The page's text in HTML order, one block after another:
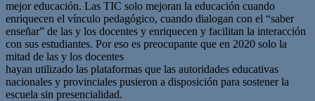
mejor educación. Las TIC solo mejoran la educación cuando
enriquecen el vínculo pedagógico, cuando dialogan con el “saber
enseñar” de las y los docentes y enriquecen y facilitan la interacción
con sus estudiantes. Por eso es preocupante que en 2020 solo la
mitad de las y los docentes
hayan utilizado las plataformas que las autoridades educativas
nacionales y provinciales pusieron a disposición para sostener la
escuela sin presencialidad.